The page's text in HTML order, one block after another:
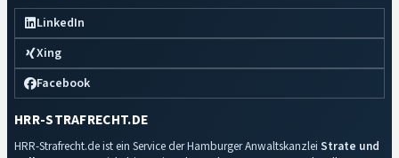
LinkedIn
Xing
Facebook
HRR-STRAFRECHT.DE
HRR-Strafrecht.de ist ein Service der Hamburger Anwaltskanzlei Strate und